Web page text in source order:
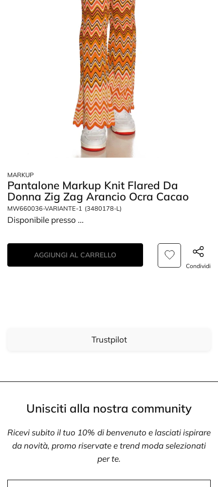
MARKUP
Pantalone Markup Knit Flared Da
Donna Zig Zag Arancio Ocra Cacao
MW660036-VARIANTE-1 (3480178-L)
Disponibile presso ...
AGGIUNGI AL CARRELLO
Condividi
Trustpilot
Unisciti alla nostra community
Ricevi subito il tuo 10% di benvenuto e lasciati ispirare
da novità, promo riservate e trend moda selezionati
per te.